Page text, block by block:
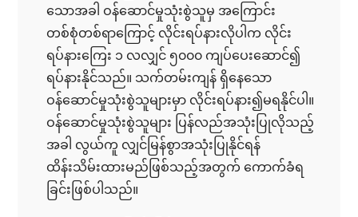
သောအခါ ဝန်ဆောင်မှုသုံးစွဲသူမှ အကြောင်း
တစ်စုံတစ်ရာကြောင့် လိုင်းရပ်နားလိုပါက လိုင်း
ရပ်နားကြေး ၁ လလျှင် ၅၀၀၀ ကျပ်ပေးဆောင်၍
ရပ်နားနိုင်သည်။ သက်တမ်းကျန် ရှိနေသော
ဝန်ဆောင်မှုသုံးစွဲသူများမှာ လိုင်းရပ်နား၍မရနိုင်ပါ။
ဝန်ဆောင်မှုသုံးစွဲသူများ ပြန်လည်အသုံးပြုလိုသည့်
အခါ လွယ်ကူ လျှင်မြန်စွာအသုံးပြုနိုင်ရန်
ထိန်းသိမ်းထားမည်ဖြစ်သည့်အတွက် ကောက်ခံရ
ခြင်းဖြစ်ပါသည်။